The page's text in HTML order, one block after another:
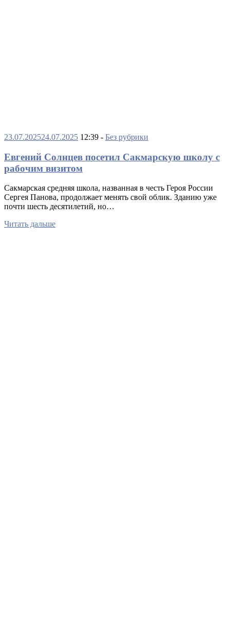
23.07.202524.07.2025 12:39 - Без рубрики
Евгений Солнцев посетил Сакмарскую школу с
рабочим визитом
Сакмарская средняя школа, названная в честь Героя России
Сергея Панова, продолжает менять свой облик. Зданию уже
почти шесть десятилетий, но…
Читать дальше